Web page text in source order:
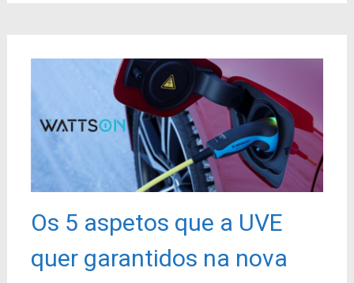
Os 5 aspetos que a UVE
quer garantidos na nova